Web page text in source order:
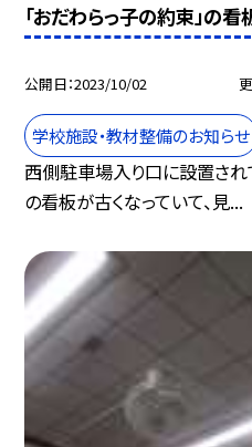
「おだわらっ子の約束」の
公開日 2023/10/02
学校施設・教材整備のお知らせ
西側駐車場入り口に設置され
の看板が古くなっていて、見...